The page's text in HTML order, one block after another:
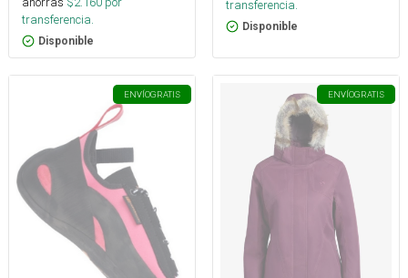
transferencia.
Disponible
transferencia.
Disponible
ENVÍOGRATIS ENVÍOGRATIS